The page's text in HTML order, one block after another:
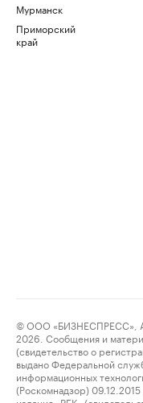
Мурманск
Приморский
край
© ООО «БИЗНЕСПРЕСС»,
2026. Сообщения и
(свидетельство о
выдано Федеральной
информационных
(Роскомнадзор)